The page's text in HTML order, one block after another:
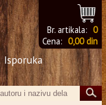
Br. artikala: 0
Cena: 0,00 din
Isporuka